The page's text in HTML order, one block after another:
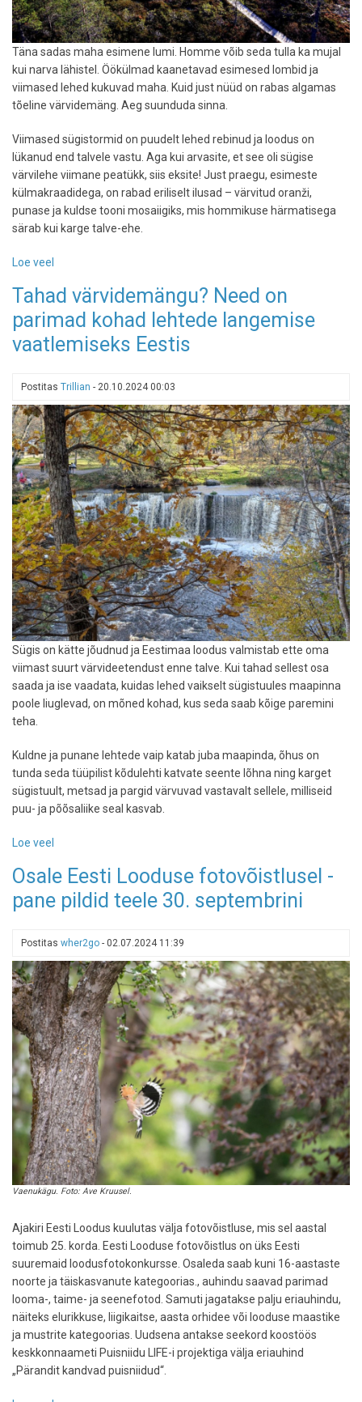
Täna sadas maha esimene lumi. Homme võib seda tulla ka mujal
kui narva lähistel. Öökülmad kaanetavad esimesed lombid ja
viimased lehed kukuvad maha. Kuid just nüüd on rabas algamas
tõeline värvidemäng. Aeg suunduda sinna.
Viimased sügistormid on puudelt lehed rebinud ja loodus on
lükanud end talvele vastu. Aga kui arvasite, et see oli sügise
värvilehe viimane peatükk, siis eksite! Just praegu, esimeste
külmakraadidega, on rabad eriliselt ilusad – värvitud oranži,
punase ja kuldse tooni mosaiigiks, mis hommikuse härmatisega
särab kui karge talve-ehe.
Loe veel
esimeste
külmadega
–
minna
uut
värviküllust
vaatama?
Tahad värvidemängu? Need on
parimad kohad lehtede langemise
vaatlemiseks Eestis
Postitas Trillian - 20.10.2024 00:03
Sügis on kätte jõudnud ja Eestimaa loodus valmistab ette oma
viimast suurt värvideetendust enne talve. Kui tahad sellest osa
saada ja ise vaadata, kuidas lehed vaikselt sügistuules maapinna
poole liuglevad, on mõned kohad, kus seda saab kõige paremini
teha.
Kuldne ja punane lehtede vaip katab juba maapinda, õhus on
tunda seda tüüpilist kõdulehti katvate seente lõhna ning karget
sügistuult, metsad ja pargid värvuvad vastavalt sellele, milliseid
puu- ja põõsaliike seal kasvab.
Loe veel
värvidemängu?
Need
on
kohad
lehtede
langemise
vaatlemiseks
Eestis
Osale Eesti Looduse fotovõistlusel -
pane pildid teele 30. septembrini
Postitas wher2go - 02.07.2024 11:39
Vaenukägu. Foto: Ave Kruusel.
Ajakiri Eesti Loodus kuulutas välja fotovõistluse, mis sel aastal
toimub 25. korda. Eesti Looduse fotovõistlus on üks Eesti
suuremaid loodusfotokonkursse. Osaleda saab kuni 16-aastaste
noorte ja täiskasvanute kategoorias., auhindu saavad parimad
looma-, taime- ja seenefotod. Samuti jagatakse palju eriauhindu,
näiteks elurikkuse, liigikaitse, aasta orhidee või looduse maastike
ja mustrite kategoorias. Uudsena antakse seekord koostöös
keskkonnaameti Puisniidu LIFE-i projektiga välja eriauhind
„Pärandit kandvad puisniidud“.